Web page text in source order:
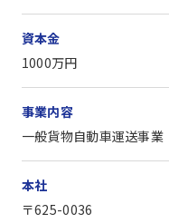
資本金
1000万円
事業内容
一般貨物自動車運送事業
本社
〒625-0036